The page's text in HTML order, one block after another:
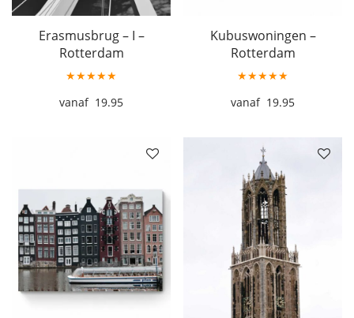
Erasmusbrug – I –
Rotterdam
★★★★★
19.95
Kubuswoningen –
Rotterdam
★★★★★
19.95